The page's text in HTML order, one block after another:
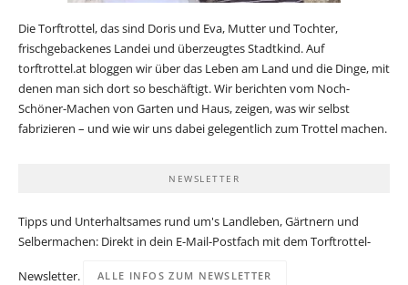
Die Torftrottel, das sind Doris und Eva, Mutter und Tochter,
frischgebackenes Landei und überzeugtes Stadtkind. Auf
torftrottel.at bloggen wir über das Leben am Land und die Dinge, mit
denen man sich dort so beschäftigt. Wir berichten vom Noch-
Schöner-Machen von Garten und Haus, zeigen, was wir selbst
fabrizieren – und wie wir uns dabei gelegentlich zum Trottel machen.
NEWSLETTER
Tipps und Unterhaltsames rund um's Landleben, Gärtnern und
Selbermachen: Direkt in dein E-Mail-Postfach mit dem Torftrottel-
Newsletter. ALLE INFOS ZUM NEWSLETTER